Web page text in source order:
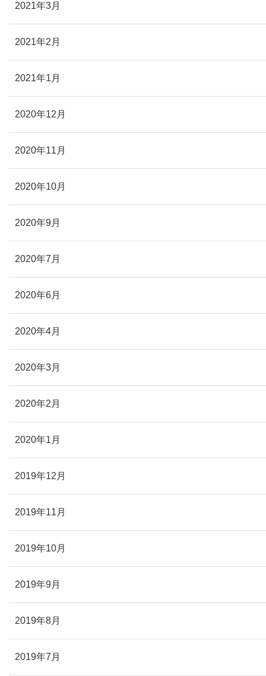
2021年3月
2021年2月
2021年1月
2020年12月
2020年11月
2020年10月
2020年9月
2020年7月
2020年6月
2020年4月
2020年3月
2020年2月
2020年1月
2019年12月
2019年11月
2019年10月
2019年9月
2019年8月
2019年7月